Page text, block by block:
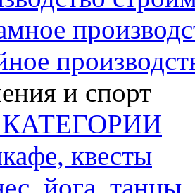
и спорт
квесты